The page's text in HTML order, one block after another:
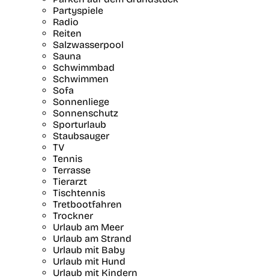
Partyspiele
Radio
Reiten
Salzwasserpool
Sauna
Schwimmbad
Schwimmen
Sofa
Sonnenliege
Sonnenschutz
Sporturlaub
Staubsauger
TV
Tennis
Terrasse
Tierarzt
Tischtennis
Tretbootfahren
Trockner
Urlaub am Meer
Urlaub am Strand
Urlaub mit Baby
Urlaub mit Hund
Urlaub mit Kindern